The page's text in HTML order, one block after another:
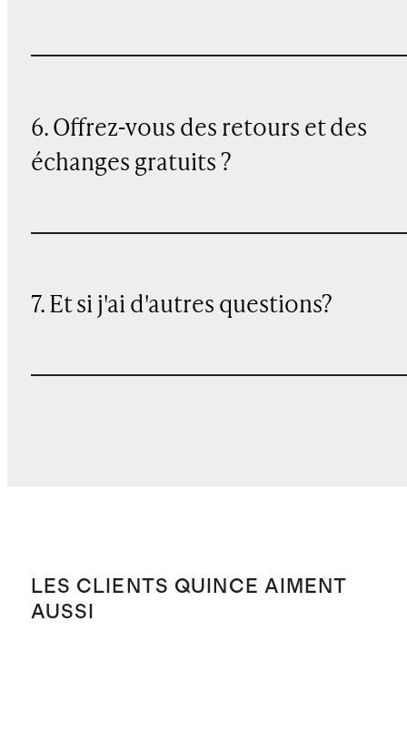
6. Offrez-vous des retours et des
échanges gratuits ?
7. Et si j'ai d'autres questions?
LES CLIENTS QUINCE AIMENT
AUSSI